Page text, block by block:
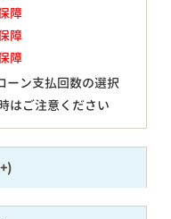
障
障
障
ーン支払回数の選択
はご注意ください